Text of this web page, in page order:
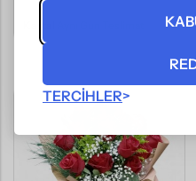
TERCIHLER